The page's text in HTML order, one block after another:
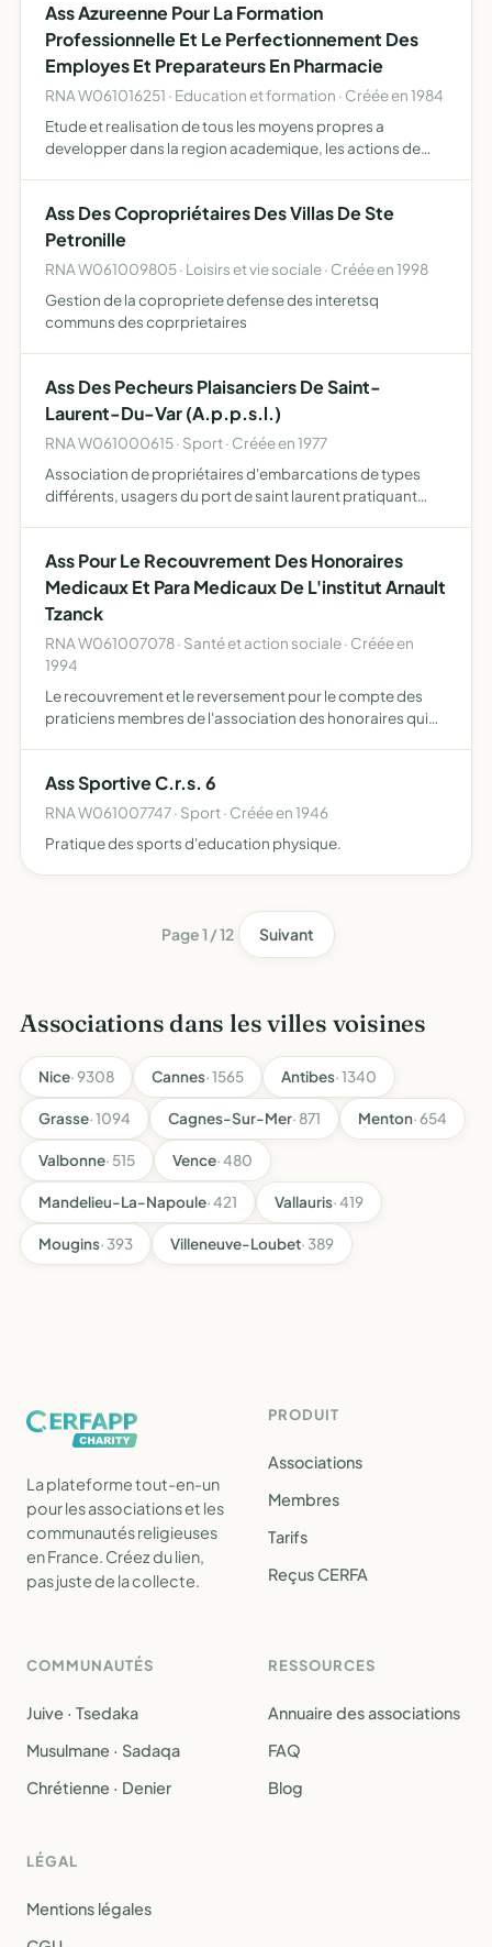
de …
Ass Azureenne Pour La Formation
Professionnelle Et Le Perfectionnement Des
Employes Et Preparateurs En Pharmacie
RNA W061016251 · Education et formation · Créée en 1984
Etude et realisation de tous les moyens propres a
developper dans la region academique, les actions de
pour les prep…
Ass Des Copropriétaires Des Villas De Ste
Petronille
RNA W061009805 · Loisirs et vie sociale · Créée en 1998
Gestion de la copropriete defense des interetsq
communs des coprprietaires
Ass Des Pecheurs Plaisanciers De Saint-
Laurent-Du-Var (A.p.p.s.l.)
RNA W061000615 · Sport · Créée en 1977
Association de propriétaires d'embarcations de types
différents, usagers du port de saint laurent pratiquant
Ass Pour Le Recouvrement Des Honoraires
Medicaux Et Para Medicaux De L'institut Arnault
Tzanck
RNA W061007078 · Santé et action sociale · Créée en
1994
Le recouvrement et le reversement pour le compte des
praticiens membres de l'association des honoraires qui
Ass Sportive C.r.s. 6
RNA W061007747 · Sport · Créée en 1946
Pratique des sports d'education physique.
Page 1 / 12 Suivant
Associations dans les villes voisines
Nice· 9308 Cannes· 1565 Antibes· 1340
Grasse· 1094 Cagnes-Sur-Mer· 871 Menton· 654
Valbonne· 515 Vence· 480
Mandelieu-La-Napoule· 421 Vallauris· 419
Mougins· 393 Villeneuve-Loubet· 389
La plateforme tout-en-un
pour les associations et les
communautés religieuses
en France. Créez du lien,
pas juste de la collecte.
PRODUIT
Associations
Membres
Tarifs
Reçus CERFA
COMMUNAUTÉS
Juive · Tsedaka
Musulmane · Sadaqa
Chrétienne · Denier
RESSOURCES
Annuaire des associations
FAQ
Blog
LÉGAL
Mentions légales